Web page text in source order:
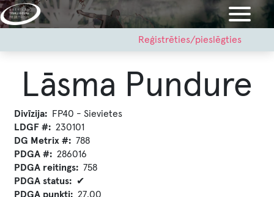
Pārlekt
uz
menu
Reģistrēties/pieslēgties
Lāsma Pundure
Divīzija
FP40 - Sievietes
LDGF #
230101
DG Metrix #
788
PDGA #
286016
PDGA reitings
758
PDGA status
✔
PDGA punkti
27.00